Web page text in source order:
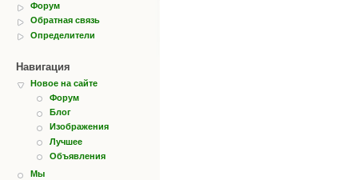
Форум
Обратная связь
Определители
Навигация
Новое на сайте
Форум
Блог
Изображения
Лучшее
Объявления
Мы